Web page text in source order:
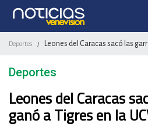
Deportes / Leones del Caracas sacó las
Deportes
Leones del Caracas
ganó a Tigres en la